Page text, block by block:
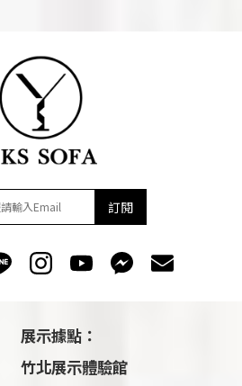
訂閱
展示據點：
竹北展示體驗館